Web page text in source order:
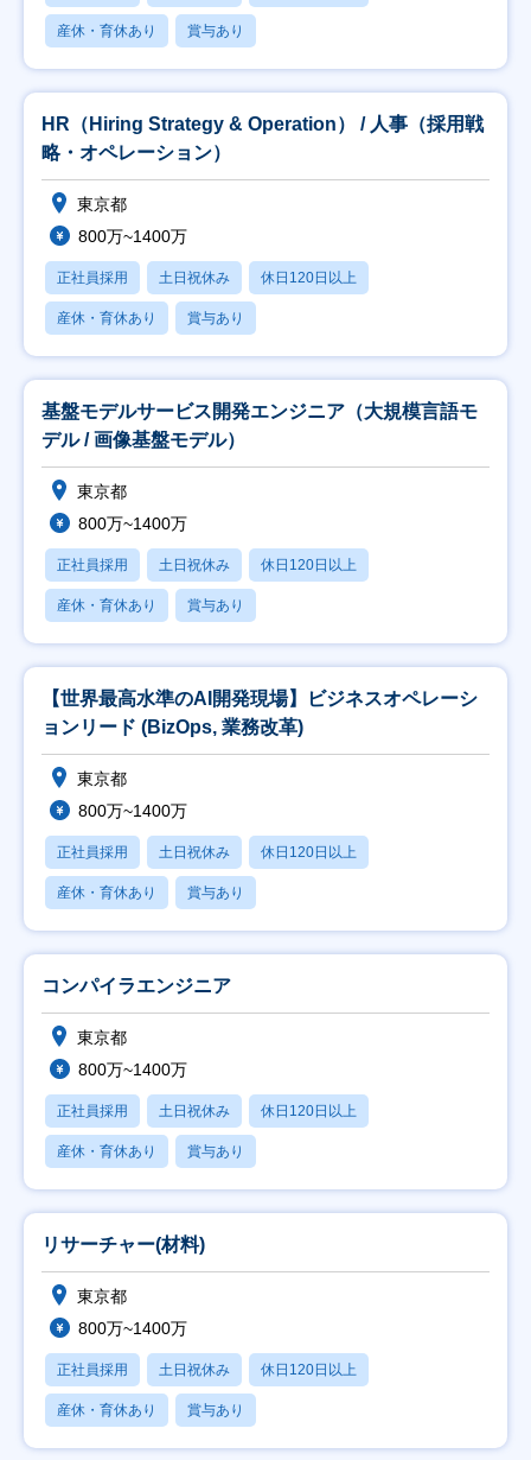
産休・育休あり 賞与あり
HR（Hiring Strategy & Operation） / 人事（採用戦
略・オペレーション）
東京都
800万~1400万
正社員採用 土日祝休み 休日120日以上
産休・育休あり 賞与あり
基盤モデルサービス開発エンジニア（大規模言語モ
デル / 画像基盤モデル）
東京都
800万~1400万
正社員採用 土日祝休み 休日120日以上
産休・育休あり 賞与あり
【世界最高水準のAI開発現場】ビジネスオペレーシ
ョンリード (BizOps, 業務改革)
東京都
800万~1400万
正社員採用 土日祝休み 休日120日以上
産休・育休あり 賞与あり
コンパイラエンジニア
東京都
800万~1400万
正社員採用 土日祝休み 休日120日以上
産休・育休あり 賞与あり
リサーチャー(材料)
東京都
800万~1400万
正社員採用 土日祝休み 休日120日以上
産休・育休あり 賞与あり